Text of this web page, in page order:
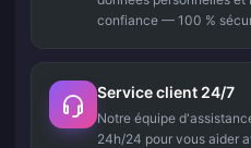
confiance — 100 %
Service client 24/7
Notre équipe
24h/24 pour vous aider